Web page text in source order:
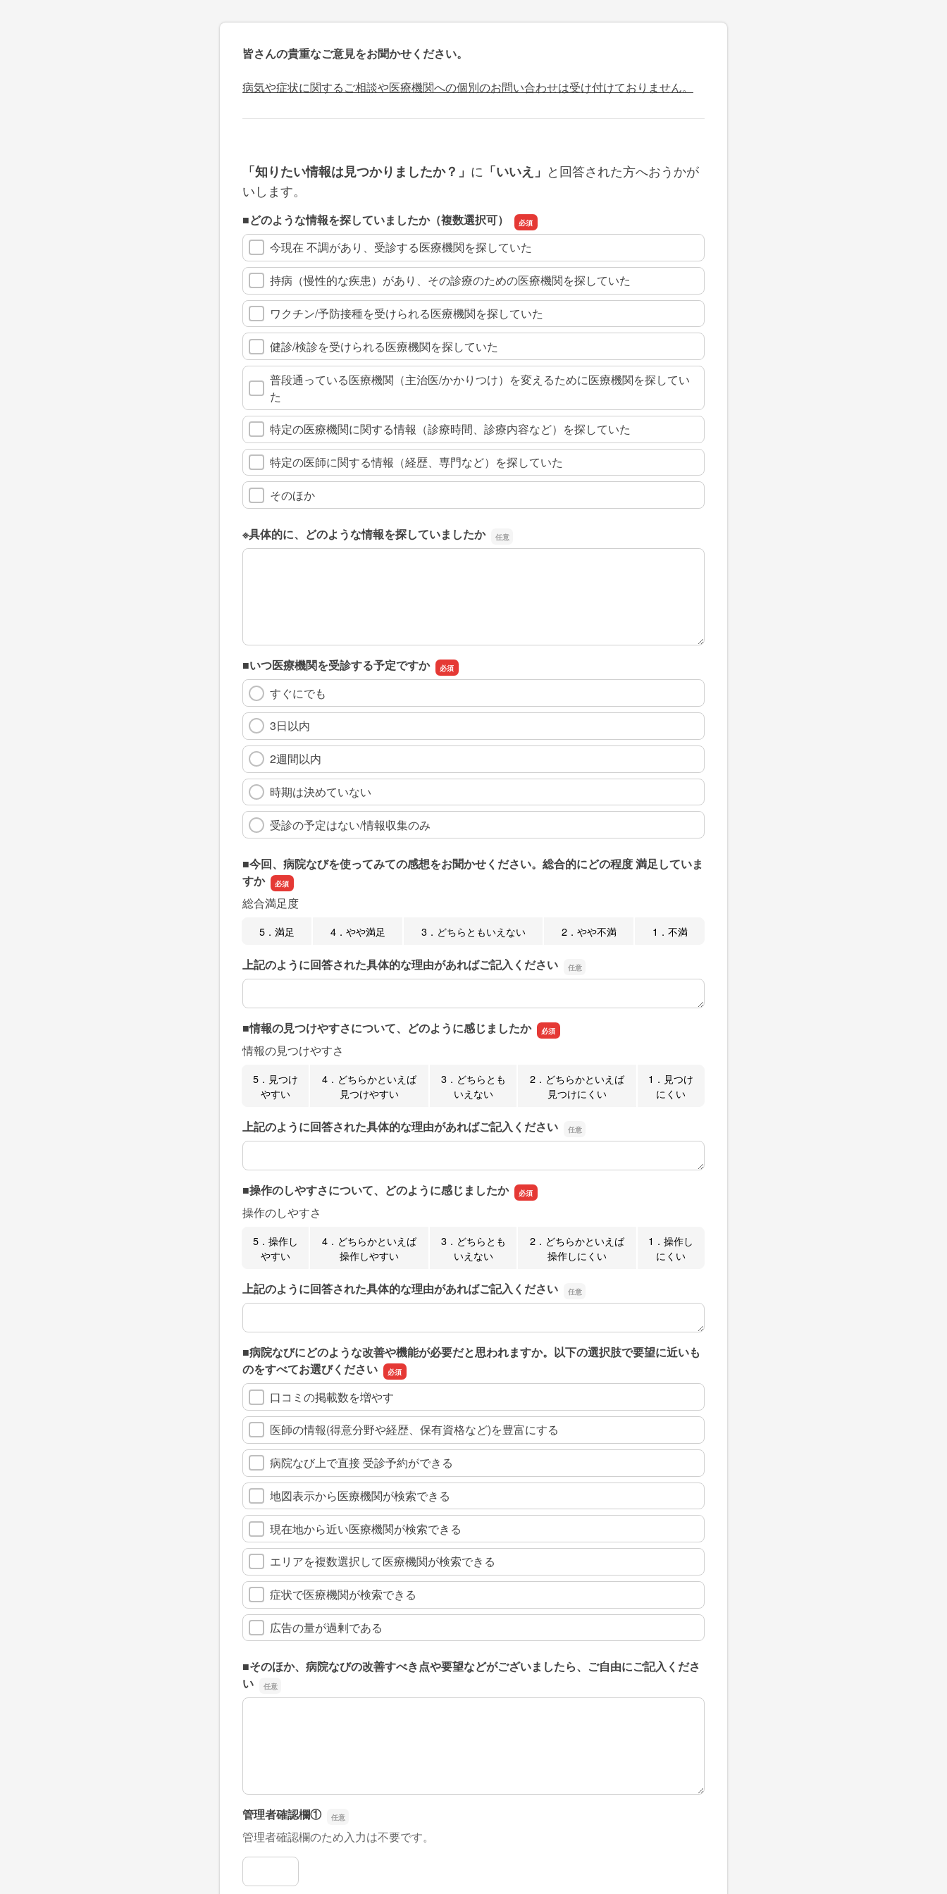
皆さんの貴重なご意見をお聞かせください。
病気や症状に関するご相談や医療機関への個別のお問い合わせは受け付けておりません。
「知りたい情報は見つかりましたか？」 に 「いいえ」 と回答された方へおうかが
いします。
■どのような情報を探していましたか（複数選択可）
今現在 不調があり、受診する医療機関を探していた
持病（慢性的な疾患）があり、その診療のための医療機関を探していた
ワクチン/予防接種を受けられる医療機関を探していた
健診/検診を受けられる医療機関を探していた
普段通っている医療機関（主治医/かかりつけ）を変えるために医療機関を探してい
た
特定の医療機関に関する情報（診療時間、診療内容など）を探していた
特定の医師に関する情報（経歴、専門など）を探していた
そのほか
※具体的に、どのような情報を探していましたか
※具体的に、どのような情報を探していましたか
■いつ医療機関を受診する予定ですか
すぐにでも
3日以内
2週間以内
時期は決めていない
受診の予定はない/情報収集のみ
■今回、病院なびを使ってみての感想をお聞かせください。総合的にどの程度 満足していま
すか
総合満足度
5．満足 4．やや満足 3．どちらともいえない 2．やや不満 1．不満
上記のように回答された具体的な理由があればご記入ください
上記のように回答された具体的な理由があればご記入ください
■情報の見つけやすさについて、どのように感じましたか
情報の見つけやすさ
5．見つけ
やすい
4．どちらかといえば
見つけやすい
3．どちらとも
いえない
2．どちらかといえば
見つけにくい
1．見つけ
にくい
上記のように回答された具体的な理由があればご記入ください
上記のように回答された具体的な理由があればご記入ください
■操作のしやすさについて、どのように感じましたか
操作のしやすさ
5．操作し
やすい
4．どちらかといえば
操作しやすい
3．どちらとも
いえない
2．どちらかといえば
操作しにくい
1．操作し
にくい
上記のように回答された具体的な理由があればご記入ください
上記のように回答された具体的な理由があればご記入ください
■病院なびにどのような改善や機能が必要だと思われますか。以下の選択肢で要望に近いも
のをすべてお選びください
口コミの掲載数を増やす
医師の情報(得意分野や経歴、保有資格など)を豊富にする
病院なび上で直接 受診予約ができる
地図表示から医療機関が検索できる
現在地から近い医療機関が検索できる
エリアを複数選択して医療機関が検索できる
症状で医療機関が検索できる
広告の量が過剰である
■そのほか、病院なびの改善すべき点や要望などがございましたら、ご自由にご記入くださ
い
■そのほか、病院なびの改善すべき点や要望などがございましたら、ご自由にご記入ください
管理者確認欄①
管理者確認欄のため入力は不要です。
管理者確認欄①